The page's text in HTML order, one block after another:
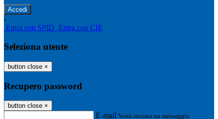
-
Entra con SPID Entra con CIE
Seleziona utente
button close ×
Recupero password
button close ×
E-mail Verrà inviato un messaggio